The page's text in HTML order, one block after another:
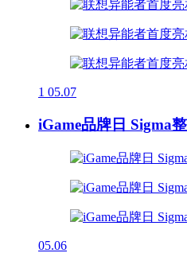
1 05.07
iGame品牌日 Sigma
05.06